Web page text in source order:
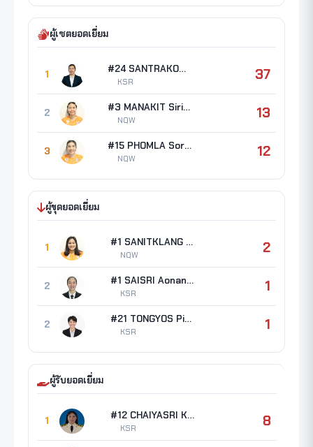
ผู้เซตยอดเยี่ยม
1 #24 SANTRAKOON Pattrathip
KSR 37
2 #3 MANAKIT Sirima
NQW 13
3 #15 PHOMLA Soraya
NQW 12
ผู้ขุดยอดเยี่ยม
1 #1 SANITKLANG Nattaporn
NQW 2
2 #1 SAISRI Aonanong
KSR 1
2 #21 TONGYOS Pimtawan
KSR 1
ผู้รับยอดเยี่ยม
1 #12 CHAIYASRI Kanyaras
KSR 8